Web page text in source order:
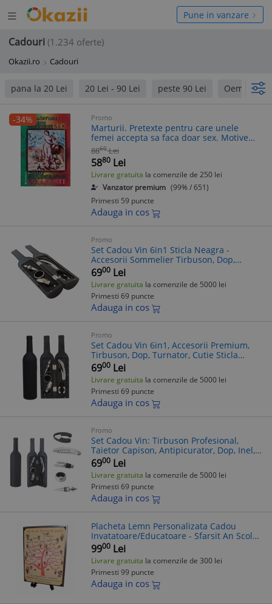
Deschide
meniul
Pune in vanzare
Cadouri (1.234 oferte)
Okazii.ro Cadouri
pana la 20 Lei 20 Lei - 90 Lei peste 90 Lei Oem
-34% Promo
Marturii. Pretexte pentru care unele
femei accepta sa faca doar sex. Motive
pline de bun simt, intelepte pentru care
femeile fac doar dragoste - 2012
8860 Lei
5880 Lei
Livrare gratuita la comenzile de 250 lei
Vanzator premium (99% / 651)
Primesti 59 puncte
Adauga in cos
Promo
Set Cadou Vin 6in1 Sticla Neagra -
Accesorii Sommelier Tirbuson, Dop,
Turnator, Cutter Folie, Inel Antropicurare -
Cadou Barbati
6900 Lei
Livrare gratuita la comenzile de 5000 lei
Primesti 69 puncte
Adauga in cos
Promo
Set Cadou Vin 6in1, Accesorii Premium,
Tirbuson, Dop, Turnator, Cutie Sticla
Neagra, Elegant, Pasionati Vin
6900 Lei
Livrare gratuita la comenzile de 5000 lei
Primesti 69 puncte
Adauga in cos
Promo
Set Cadou Vin: Tirbuson Profesional,
Taietor Capison, Antipicurator, Dop, Inel,
Suport Sticla - Accesorii Elegante
Negru/Argintiu
6900 Lei
Livrare gratuita la comenzile de 5000 lei
Primesti 69 puncte
Adauga in cos
Placheta Lemn Personalizata Cadou
Invatatoare/Educatoare - Sfarsit An Scolar,
Mesaj Gravat, Modele Multiple 20x15cm
9900 Lei
Livrare gratuita la comenzile de 300 lei
Primesti 99 puncte
Adauga in cos